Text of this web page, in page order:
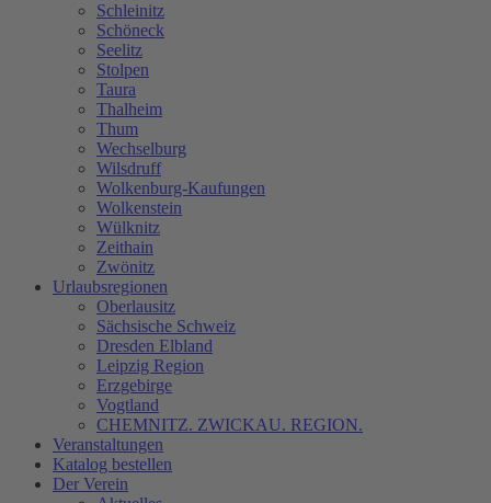
Schleinitz
Schöneck
Seelitz
Stolpen
Taura
Thalheim
Thum
Wechselburg
Wilsdruff
Wolkenburg-Kaufungen
Wolkenstein
Wülknitz
Zeithain
Zwönitz
Urlaubsregionen
Oberlausitz
Sächsische Schweiz
Dresden Elbland
Leipzig Region
Erzgebirge
Vogtland
CHEMNITZ. ZWICKAU. REGION.
Veranstaltungen
Katalog bestellen
Der Verein